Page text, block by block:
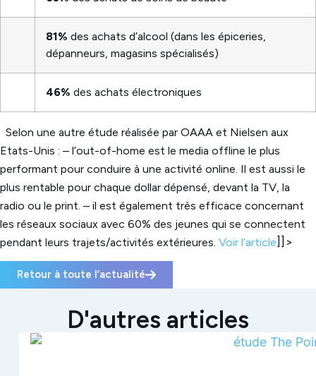
81% des achats d’alcool (dans les épiceries,
dépanneurs, magasins spécialisés)
46% des achats électroniques
Selon une autre étude réalisée par OAAA et Nielsen aux
Etats-Unis : – l’out-of-home est le media offline le plus
performant pour conduire à une activité online. Il est aussi le
plus rentable pour chaque dollar dépensé, devant la TV, la
radio ou le print. – il est également très efficace concernant
les réseaux sociaux avec 60% des jeunes qui se connectent
pendant leurs trajets/activités extérieures. Voir l’article]]>
Retour à toute l’actualité
D'autres articles